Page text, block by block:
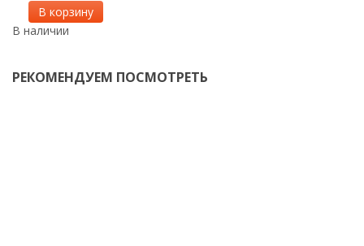
В корзину
В наличии
РЕКОМЕНДУЕМ ПОСМОТРЕТЬ